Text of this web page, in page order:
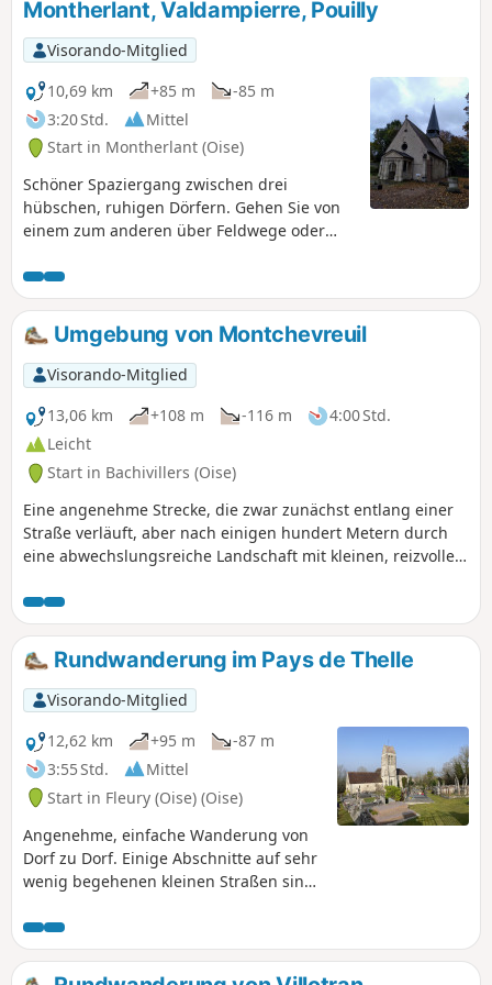
Montherlant, Valdampierre, Pouilly
Visorando-Mitglied
10,69 km
+85 m
-85 m
3:20 Std.
Mittel
Start in Montherlant (Oise)
Schöner Spaziergang zwischen drei
hübschen, ruhigen Dörfern. Gehen Sie von
einem zum anderen über Feldwege oder
Umgebung von Montchevreuil
Visorando-Mitglied
13,06 km
+108 m -116 m
4:00 Std.
Leicht
Start in Bachivillers (Oise)
Eine angenehme Strecke, die zwar zunächst entlang einer
Straße verläuft, aber nach einigen hundert Metern durch
eine abwechslungsreiche Landschaft mit kleinen, reizvollen
kleine Schlösser bewundern.
Rundwanderung im Pays de Thelle
Visorando-Mitglied
12,62 km
+95 m
-87 m
3:55 Std.
Mittel
Start in Fleury (Oise) (Oise)
Angenehme, einfache Wanderung von
Dorf zu Dorf. Einige Abschnitte auf sehr
wenig begehenen kleinen Straßen sind
Dutzend Meter am Rande einer
Departementsstraße. Drei schöne
Kirchen sind sehenswert, darunter die